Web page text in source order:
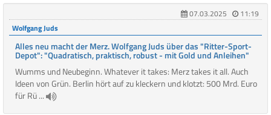
07.03.2025
11:19
Wolfgang Juds
Alles neu macht der Merz. Wolfgang Juds über das "Ritter-Sport-
Depot": "Quadratisch, praktisch, robust - mit Gold und Anleihen"
Wumms und Neubeginn. Whatever it takes: Merz takes it all. Auch
Ideen von Grün. Berlin hört auf zu kleckern und klotzt: 500 Mrd. Euro
für Rü ...